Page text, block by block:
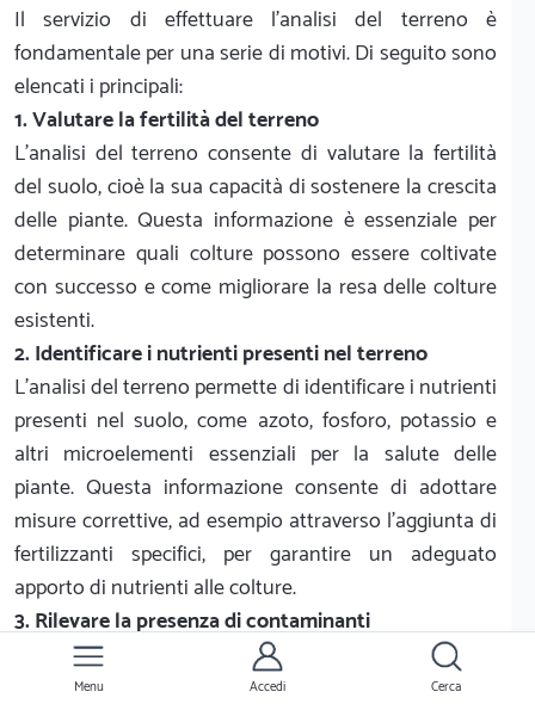
Il servizio di effettuare l'analisi del terreno è
fondamentale per una serie di motivi. Di seguito sono
elencati i principali:
1. Valutare la fertilità del terreno
L'analisi del terreno consente di valutare la fertilità
del suolo, cioè la sua capacità di sostenere la crescita
delle piante. Questa informazione è essenziale per
determinare quali colture possono essere coltivate
con successo e come migliorare la resa delle colture
esistenti.
2. Identificare i nutrienti presenti nel terreno
L'analisi del terreno permette di identificare i nutrienti
presenti nel suolo, come azoto, fosforo, potassio e
altri microelementi essenziali per la salute delle
piante. Questa informazione consente di adottare
misure correttive, ad esempio attraverso l'aggiunta di
fertilizzanti specifici, per garantire un adeguato
apporto di nutrienti alle colture.
3. Rilevare la presenza di contaminanti
L'analisi del terreno può rilevare la presenza di
contaminanti, come metalli pesanti o sostanze
Menu Accedi Cerca